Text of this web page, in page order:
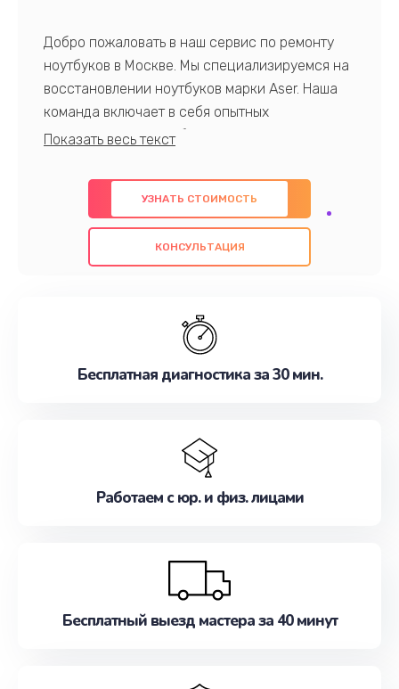
Добро пожаловать в наш сервис по ремонту
ноутбуков в Москве. Мы специализируемся на
восстановлении ноутбуков марки Aser. Наша
команда включает в себя опытных
профессионалов с обширными знаниями и
предлагаем быстрый и качественный ремонт с
использованием оригинальных компонентов, а
также гарантируем качество всех
проведенных работ. Наша цель - предоставить
наилучшим образом. Не медлите записаться на
УЗНАТЬ СТОИМОСТЬ
КОНСУЛЬТАЦИЯ
Бесплатная диагностика за 30 мин.
Работаем с юр. и физ. лицами
Бесплатный выезд мастера за 40 минут